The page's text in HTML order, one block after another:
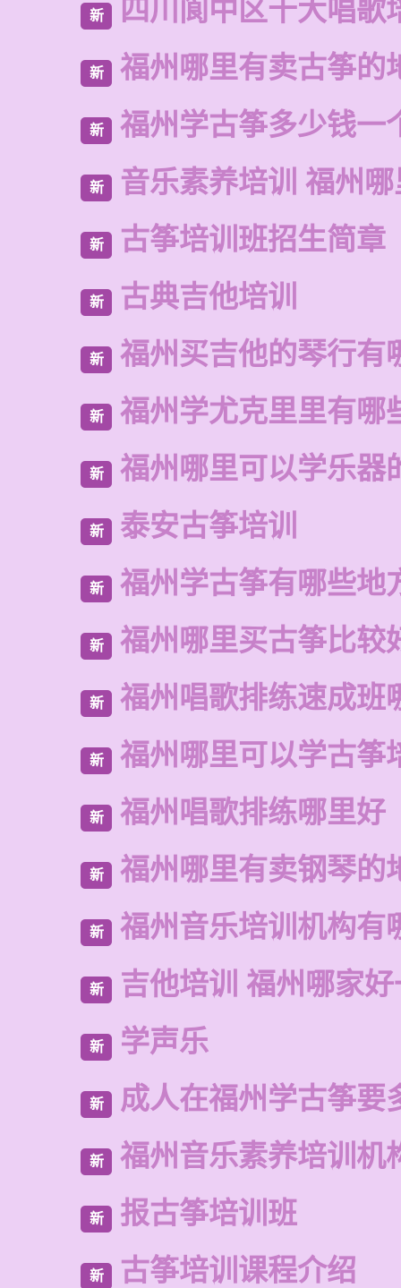
新 四川阆中区十大唱歌
新 福州哪里有卖古筝的
新 福州学古筝多少钱一
新 音乐素养培训 福州
新 古筝培训班招生简章
新 古典吉他培训
新 福州买吉他的琴行有
新 福州学尤克里里有哪
新 福州哪里可以学乐器
新 泰安古筝培训
新 福州学古筝有哪些地
新 福州哪里买古筝比较
新 福州唱歌排练速成班
新 福州哪里可以学古筝
新 福州唱歌排练哪里好
新 福州哪里有卖钢琴的
新 福州音乐培训机构有
新 吉他培训 福州哪家
新 学声乐
新 成人在福州学古筝要
新 福州音乐素养培训机
新 报古筝培训班
新 古筝培训课程介绍